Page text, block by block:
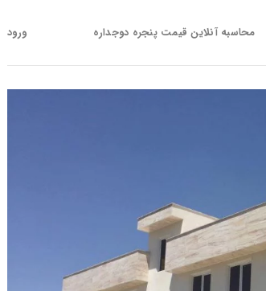
محاسبه آنلاین قیمت پنجره دوجداره ورود